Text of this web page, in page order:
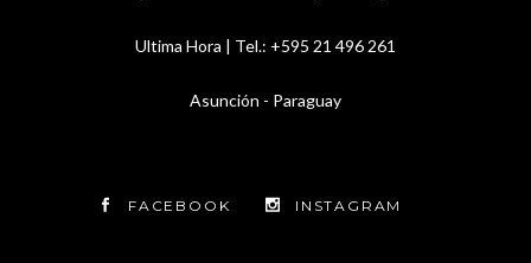
Ultima Hora | Tel.: +595 21 496 261
Asunción - Paraguay
FACEBOOK INSTAGRAM